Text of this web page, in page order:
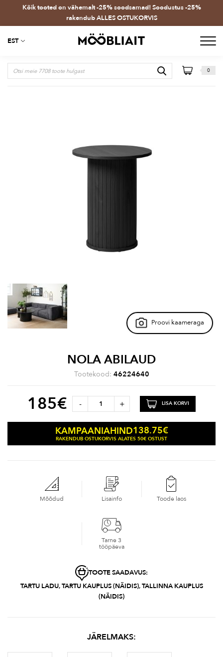
Kõik tooted on vähemalt -25% soodsamad! Soodustus -25%
rakendub ALLES OSTUKORVIS
EST
0
Proovi kaameraga
NOLA ABILAUD
Tootekood: 46224640
185€ - + LISA KORVI
KAMPAANIAHIND138.75€
RAKENDUB OSTUKORVIS ALATES 50€ OSTUST
Mõõdud Lisainfo Toode laos
Tarne 3
tööpäeva
TOOTE SAADAVUS:
TARTU LADU, TARTU KAUPLUS (NÄIDIS), TALLINNA KAUPLUS
(NÄIDIS)
JÄRELMAKS: